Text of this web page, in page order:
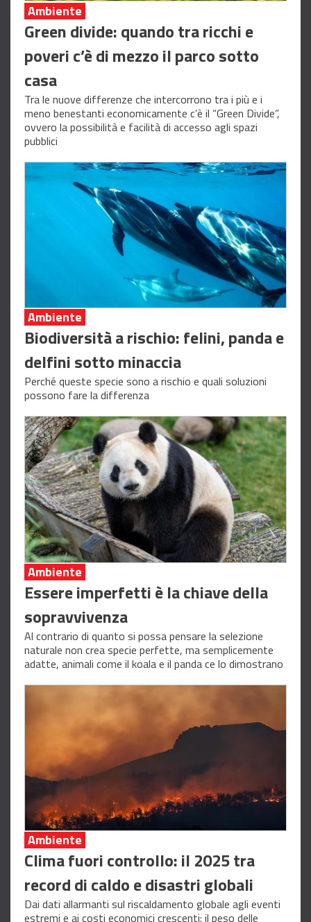
Ambiente
Green divide: quando tra ricchi e
poveri c’è di mezzo il parco sotto
casa
Tra le nuove differenze che intercorrono tra i più e i
meno benestanti economicamente c’è il “Green Divide”,
ovvero la possibilità e facilità di accesso agli spazi
pubblici
Ambiente
Biodiversità a rischio: felini, panda e
delfini sotto minaccia
Perché queste specie sono a rischio e quali soluzioni
possono fare la differenza
Ambiente
Essere imperfetti è la chiave della
sopravvivenza
Al contrario di quanto si possa pensare la selezione
naturale non crea specie perfette, ma semplicemente
adatte, animali come il koala e il panda ce lo dimostrano
Ambiente
Clima fuori controllo: il 2025 tra
record di caldo e disastri globali
Dai dati allarmanti sul riscaldamento globale agli eventi
estremi e ai costi economici crescenti: il peso delle